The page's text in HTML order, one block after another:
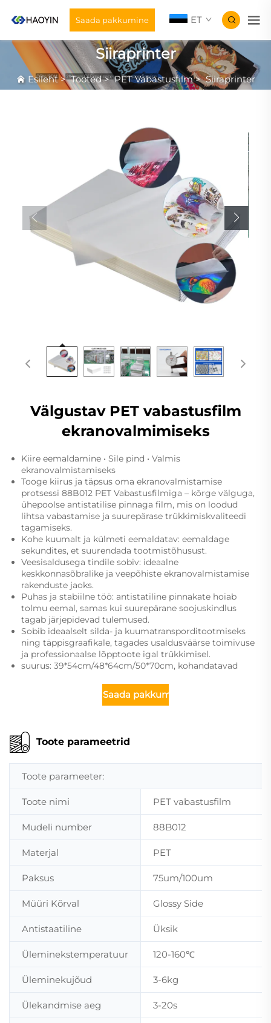
Saada pakkumine ET
Siiraprinter
Esileht>Tooted>PET Vabastusfilm>Siiraprinter
Välgustav PET vabastusfilm
ekranovalmimiseks
Kiire eemaldamine • Sile pind • Valmis
ekranovalmistamiseks
Tooge kiirus ja täpsus oma ekranovalmistamise
protsessi 88B012 PET Vabastusfilmiga – kõrge välguga,
ühepoolse antistatilise pinnaga film, mis on loodud
lihtsa vabastamise ja suurepärase trükkimiskvaliteedi
tagamiseks.
Kohe kuumalt ja külmeti eemaldatav: eemaldage
sekundites, et suurendada tootmistõhusust.
Veesisaldusega tindile sobiv: ideaalne
keskkonnasõbralike ja veepõhiste ekranovalmistamise
rakenduste jaoks.
Puhas ja stabiilne töö: antistatiline pinnakate hoiab
tolmu eemal, samas kui suurepärane soojuskindlus
tagab järjepidevad tulemused.
Sobib ideaalselt silda- ja kuumatransporditootmiseks
ning täppisgraafikale, tagades usaldusväärse toimivuse
ja professionaalse lõpptoote igal trükkimisel.
suurus: 39*54cm/48*64cm/50*70cm, kohandatavad
Saada pakkumine
Toote parameetrid
Toote parameeter:
Toote nimi PET vabastusfilm
Mudeli number 88B012
Materjal PET
Paksus 75um/100um
Müüri Kõrval Glossy Side
Antistaatiline Üksik
Üleminekstemperatuur 120-160℃
Üleminekujõud 3-6kg
Ülekandmise aeg 3-20s